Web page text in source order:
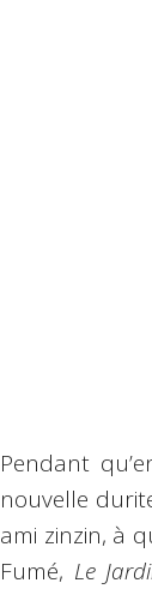
Pendant
nouvelle
ami zinzin, à
Fumé, Le